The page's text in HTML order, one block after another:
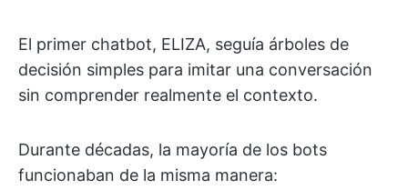
El primer chatbot, ELIZA, seguía árboles de
decisión simples para imitar una conversación
sin comprender realmente el contexto.
Durante décadas, la mayoría de los bots
funcionaban de la misma manera: